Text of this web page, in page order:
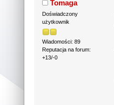
Tomaga
Doświadczony
użytkownik
Wiadomości: 89
Reputacja na forum:
+13/-0